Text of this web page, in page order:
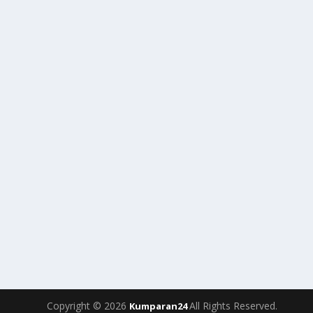
Copyright © 2026 Kumparan24All Rights Reserved.